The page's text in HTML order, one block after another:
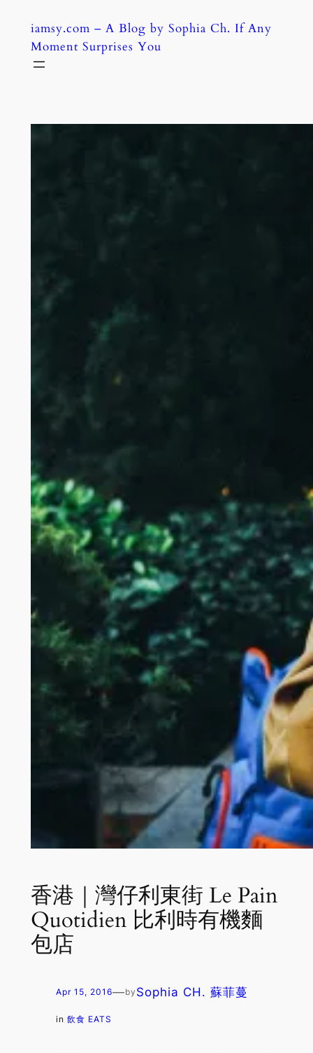
content
iamsy.com – A Blog by Sophia Ch. If Any
Moment Surprises You
香港｜灣仔利東街 Le Pain
Quotidien 比利時有機麵
包店
Apr 15, 2016—by Sophia CH. 蘇菲蔓
in 飲食 EATS